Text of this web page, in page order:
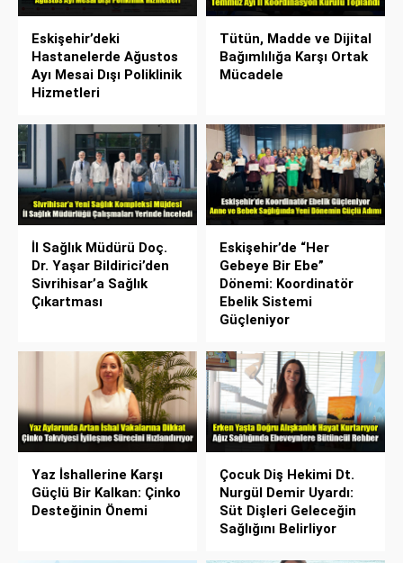
Eskişehir’deki
Hastanelerde Ağustos
Ayı Mesai Dışı Poliklinik
Hizmetleri
Tütün, Madde ve Dijital
Bağımlılığa Karşı Ortak
Mücadele
İl Sağlık Müdürü Doç.
Dr. Yaşar Bildirici’den
Sivrihisar’a Sağlık
Çıkartması
Eskişehir’de “Her
Gebeye Bir Ebe”
Dönemi: Koordinatör
Ebelik Sistemi
Güçleniyor
Yaz İshallerine Karşı
Güçlü Bir Kalkan: Çinko
Desteğinin Önemi
Çocuk Diş Hekimi Dt.
Nurgül Demir Uyardı:
Süt Dişleri Geleceğin
Sağlığını Belirliyor